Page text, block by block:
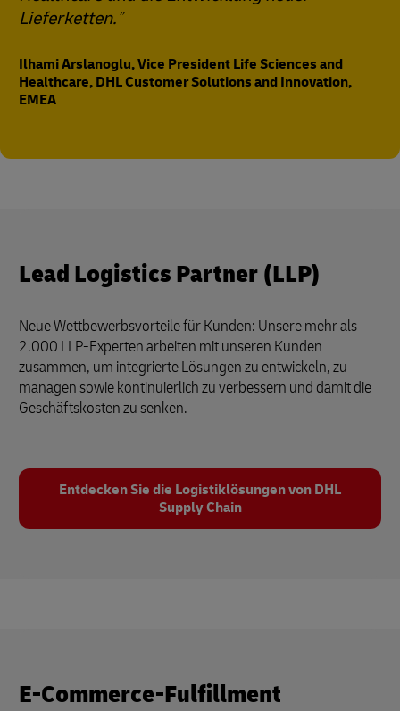
Lieferketten.
Ilhami Arslanoglu, Vice President Life Sciences and
Healthcare, DHL Customer Solutions and Innovation,
EMEA
Lead Logistics Partner (LLP)
Neue Wettbewerbsvorteile für Kunden: Unsere mehr als
2.000 LLP-Experten arbeiten mit unseren Kunden
zusammen, um integrierte Lösungen zu entwickeln, zu
managen sowie kontinuierlich zu verbessern und damit die
Geschäftskosten zu senken.
Entdecken Sie die Logistiklösungen von DHL
Supply Chain
E-Commerce-Fulfillment